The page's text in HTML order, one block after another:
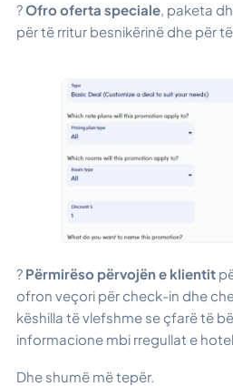
?Ofro oferta speciale, paketa
për të rritur besnikërinë dhe për
? Përmirëso përvojën e klientit
ofron veçori për check-in dhe
këshilla të vlefshme se çfarë të
informacione mbi rregullat e
Dhe shumë më tepër.